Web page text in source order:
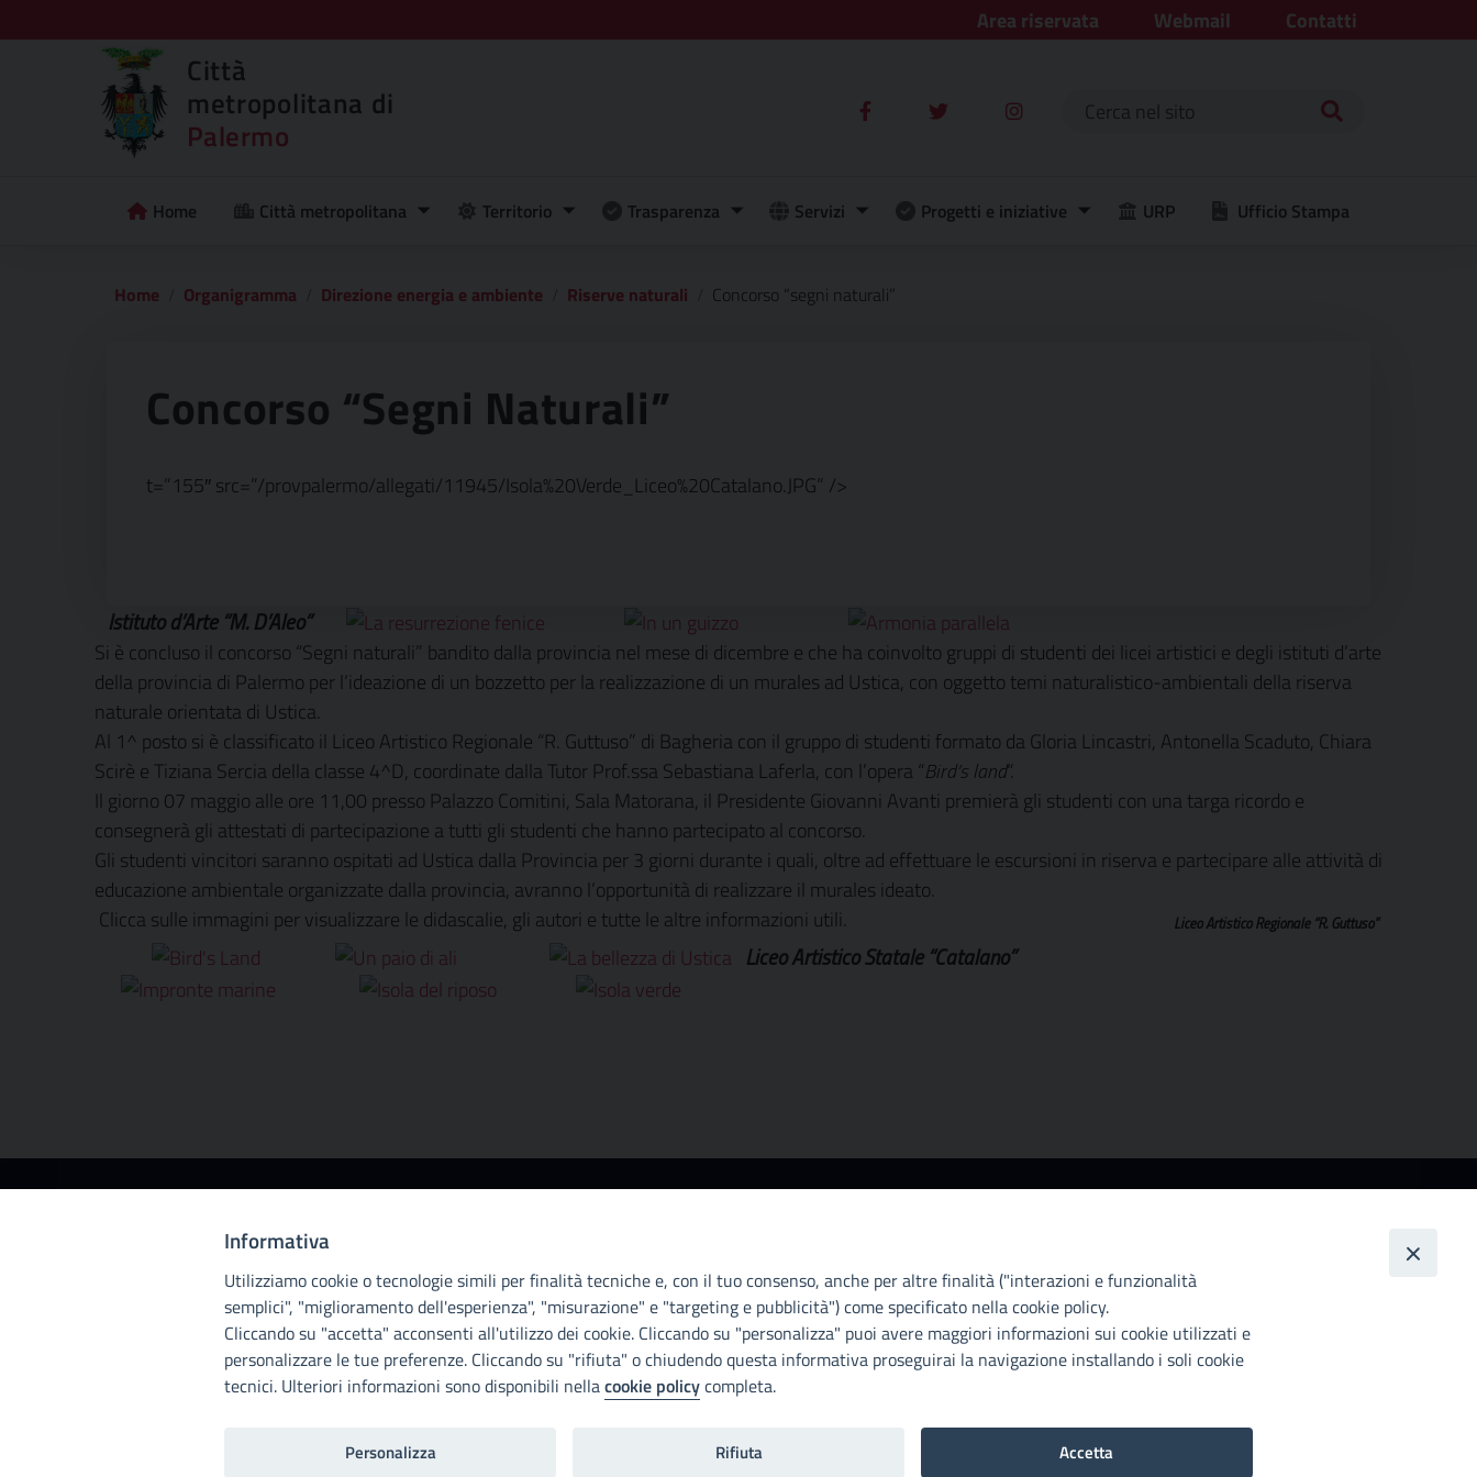
Area riservata Webmail Contatti
Città
metropolitana di
Palermo Ricerca per:
Home Città metropolitana Territorio Trasparenza Servizi Progetti e iniziative URP Ufficio Stampa
Home Organigramma Direzione energia e ambiente Riserve naturali Concorso “segni naturali”
Concorso “Segni Naturali”
t=”155″ src=”/provpalermo/allegati/11945/Isola%20Verde_Liceo%20Catalano.JPG” />
Istituto d’Arte “M. D’Aleo”
Si è concluso il concorso “Segni naturali” bandito dalla provincia nel mese di dicembre e che ha coinvolto gruppi di studenti dei licei artistici e degli istituti d’arte
della provincia di Palermo per l’ideazione di un bozzetto per la realizzazione di un murales ad Ustica, con oggetto temi naturalistico-ambientali della riserva
naturale orientata di Ustica.
Al 1^ posto si è classificato il Liceo Artistico Regionale “R. Guttuso” di Bagheria con il gruppo di studenti formato da Gloria Lincastri, Antonella Scaduto, Chiara
Scirè e Tiziana Sercia della classe 4^D, coordinate dalla Tutor Prof.ssa Sebastiana Laferla, con l’opera “Bird’s land“.
Il giorno 07 maggio alle ore 11,00 presso Palazzo Comitini, Sala Matorana, il Presidente Giovanni Avanti premierà gli studenti con una targa ricordo e
consegnerà gli attestati di partecipazione a tutti gli studenti che hanno partecipato al concorso.
Gli studenti vincitori saranno ospitati ad Ustica dalla Provincia per 3 giorni durante i quali, oltre ad effettuare le escursioni in riserva e partecipare alle attività di
educazione ambientale organizzate dalla provincia, avranno l’opportunità di realizzare il murales ideato.
Clicca sulle immagini per visualizzare le didascalie, gli autori e tutte le altre informazioni utili.
Liceo Artistico Regionale “R. Guttuso”
Liceo Artistico Statale “Catalano”
metropolitana
di
Palermo
Via Maqueda, 100 - 90134 - Palermo
Cod. Fisc. 80021470820
PEC: cm.pa@cert.cittametropolitana.pa.it
I nostri canali social
il proprio sito web accessibile, conformemente al
D.lgs. 10 agosto 2018, n°106 che ha recepito la
direttiva UE 2016/2102 del Parlamento euopeo e del
Consiglio.
Informativa
Utilizziamo cookie o tecnologie simili per finalità tecniche e, con il tuo consenso, anche per altre finalità ("interazioni e funzionalità
semplici", "miglioramento dell'esperienza", "misurazione" e "targeting e pubblicità") come specificato nella cookie policy.
Cliccando su "accetta" acconsenti all'utilizzo dei cookie. Cliccando su "personalizza" puoi avere maggiori informazioni sui cookie utilizzati e
personalizzare le tue preferenze. Cliccando su "rifiuta" o chiudendo questa informativa proseguirai la navigazione installando i soli cookie
tecnici. Ulteriori informazioni sono disponibili nellacookie policycompleta.
Personalizza Rifiuta Accetta